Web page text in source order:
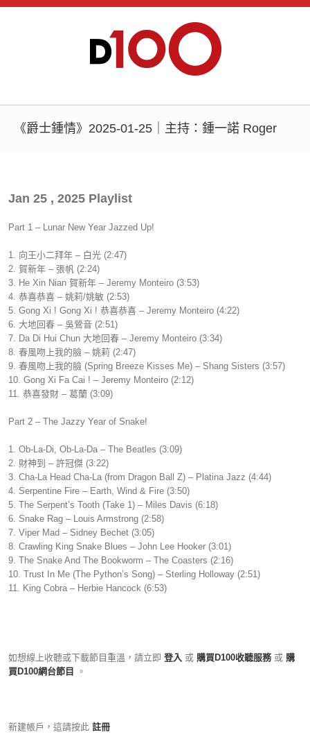
《爵士鍾情》2025-01-25｜主持：鍾一諾 Roger
Jan 25 , 2025 Playlist
Part 1 – Lunar New Year Jazzed Up!
1. 向王小二拜年 – 白光 (2:47)
2. 賀新年 – 張帆 (2:24)
3. He Xin Nian 賀新年 – Jeremy Monteiro (3:53)
4. 恭喜恭喜 – 姚莉/姚敏 (2:53)
5. Gong Xi ! Gong Xi ! 恭喜恭喜 – Jeremy Monteiro (4:22)
6. 大地回春 – 吳鶯音 (2:51)
7. Da Di Hui Chun 大地回春 – Jeremy Monteiro (3:34)
8. 春風吻上我的臉 – 姚莉 (2:47)
9. 春風吻上我的臉 (Spring Breeze Kisses Me) – Shang Sisters (3:57)
10. Gong Xi Fa Cai ! – Jeremy Monteiro (2:12)
11. 恭喜發財 – 葛蘭 (3:09)
Part 2 – The Jazzy Year of Snake!
1. Ob-La-Di, Ob-La-Da – The Beatles (3:09)
2. 財神到 – 許冠傑 (3:22)
3. Cha-La Head Cha-La (from Dragon Ball Z) – Platina Jazz (4:44)
4. Serpentine Fire – Earth, Wind & Fire (3:50)
5. The Serpent’s Tooth (Take 1) – Miles Davis (6:18)
6. Snake Rag – Louis Armstrong (2:58)
7. Viper Mad – Sidney Bechet (3:05)
8. Crawling King Snake Blues – John Lee Hooker (3:01)
9. The Snake And The Bookworm – The Coasters (2:16)
10. Trust In Me (The Python’s Song) – Sterling Holloway (2:51)
11. King Cobra – Herbie Hancock (6:53)
如想線上收聽或下載節目重溫，請立即 登入 或 購買D100收聽服務 或 購
買D100網台節目
。
新建帳戶，這請按此 註冊